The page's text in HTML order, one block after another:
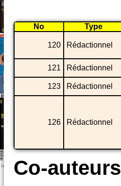
No Type
120 Rédactionnel
121 Rédactionnel
123 Rédactionnel
126 Rédactionnel
Co-auteurs